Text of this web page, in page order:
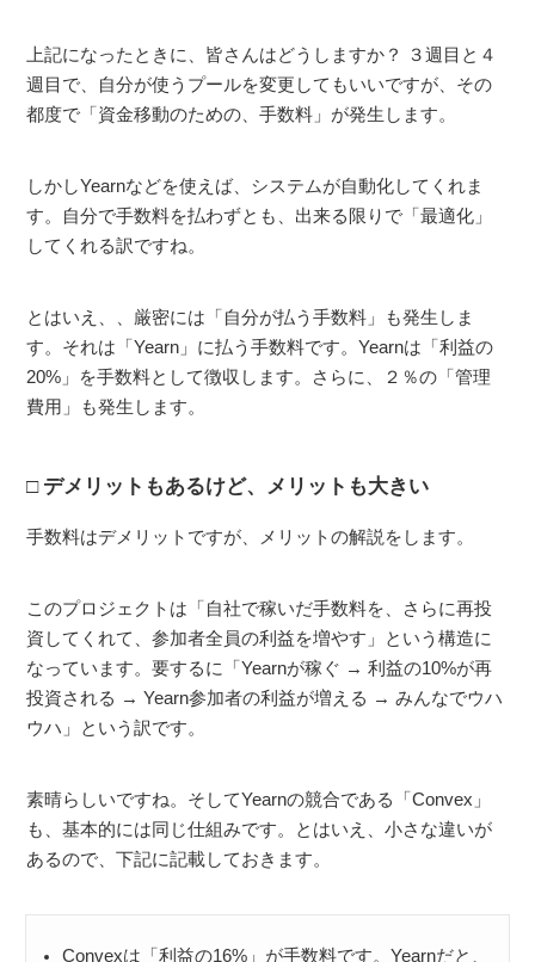
上記になったときに、皆さんはどうしますか？ ３週目と４
週目で、自分が使うプールを変更してもいいですが、その
都度で「資金移動のための、手数料」が発生します。
しかしYearnなどを使えば、システムが自動化してくれま
す。自分で手数料を払わずとも、出来る限りで「最適化」
してくれる訳ですね。
とはいえ、、厳密には「自分が払う手数料」も発生しま
す。それは「Yearn」に払う手数料です。Yearnは「利益の
20%」を手数料として徴収します。さらに、２％の「管理
費用」も発生します。
デメリットもあるけど、メリットも大きい
手数料はデメリットですが、メリットの解説をします。
このプロジェクトは「自社で稼いだ手数料を、さらに再投
資してくれて、参加者全員の利益を増やす」という構造に
なっています。要するに「Yearnが稼ぐ → 利益の10%が再
投資される → Yearn参加者の利益が増える → みんなでウハ
ウハ」という訳です。
素晴らしいですね。そしてYearnの競合である「Convex」
も、基本的には同じ仕組みです。とはいえ、小さな違いが
あるので、下記に記載しておきます。
Convexは「利益の16%」が手数料です。Yearnだと、